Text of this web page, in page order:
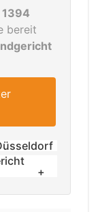
1394
bereit